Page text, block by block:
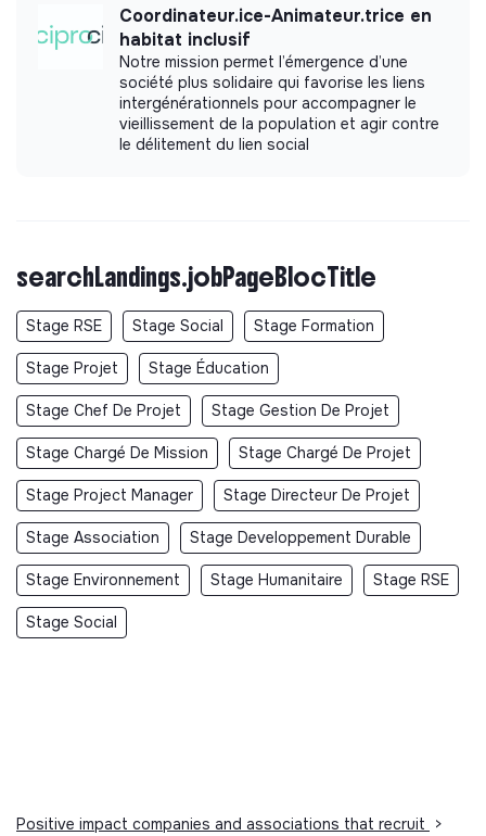
Coordinateur.ice-Animateur.trice en
habitat inclusif
Notre mission permet l’émergence d’une
société plus solidaire qui favorise les liens
intergénérationnels pour accompagner le
vieillissement de la population et agir contre
le délitement du lien social
searchLandings.jobPageBlocTitle
Stage RSE Stage Social Stage Formation
Stage Projet Stage Éducation
Stage Chef De Projet Stage Gestion De Projet
Stage Chargé De Mission Stage Chargé De Projet
Stage Project Manager Stage Directeur De Projet
Stage Association Stage Developpement Durable
Stage Environnement Stage Humanitaire Stage RSE
Stage Social
Positive impact companies and associations that recruit
>